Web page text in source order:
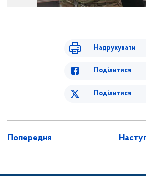
Надрукувати
Поділитися
Поділитися
Попередня